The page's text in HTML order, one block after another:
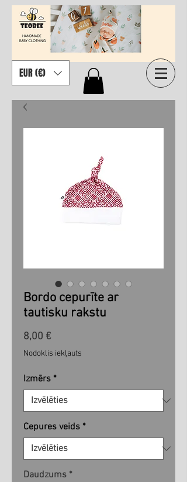
EUR (€)
Bordo cepurīte ar
tautisku rakstu
8,00 €Cena
Nodoklis iekļauts
Izmērs *
Cepures veids *
Daudzums *